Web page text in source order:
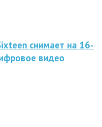
снимает на 16-
видео